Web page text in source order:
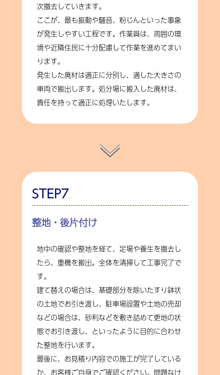
次撤去していきます。
ここが、最も振動や騒音、粉じんといった事象
が発生しやすい工程です。作業員は、周囲の環
境や近隣住民に十分配慮して作業を進めてまい
ります。
発生した廃材は適正に分別し、適した大きさの
車両で搬出します。処分場に搬入した廃材は、
責任を持って適正に処理いたします。
STEP7
整地・後片付け
地中の確認や整地を経て、足場や養生を撤去し
たら、重機を搬出。全体を清掃して工事完了で
す。
建て替えの場合は、基礎部分を除いたすり鉢状
の土地でお引き渡し、駐車場設置や土地の売却
などの場合は、砂利などを敷き詰めて更地の状
態でお引き渡し、といったように目的に合わせ
た整地を行います。
最後に、お見積り内容での施工が完了している
か、お客様ご自身でご確認ください。問題なけ